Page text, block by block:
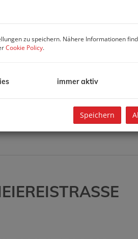
zu speichern. Nähere Informationen
Cookie Policy.
immer aktiv
Speichern